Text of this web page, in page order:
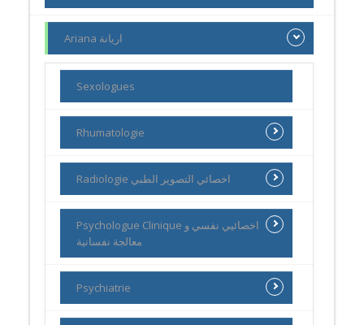
Ariana اريانة
Sexologues
Rhumatologie
Radiologie اخصائي التصوير الطبي
Psychologue Clinique اخصائيي نفسي و
معالجة نفسانية
Psychiatrie